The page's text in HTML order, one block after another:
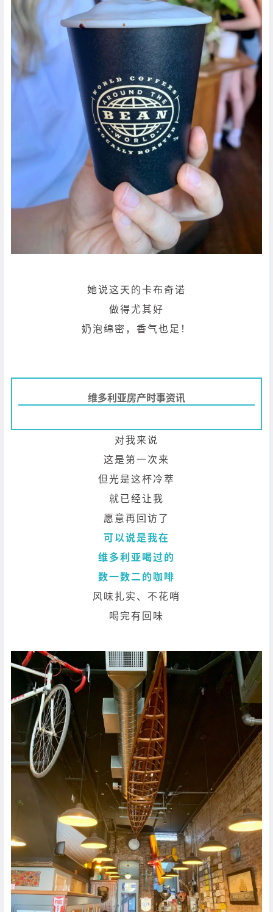
她说这天的卡布奇诺
做得尤其好
奶泡绵密，香气也足！
维多利亚房产时事资讯
对我来说
这是第一次来
但光是这杯冷萃
就已经让我
愿意再回访了
可以说是我在
维多利亚喝过的
数一数二的咖啡
风味扎实、不花哨
喝完有回味